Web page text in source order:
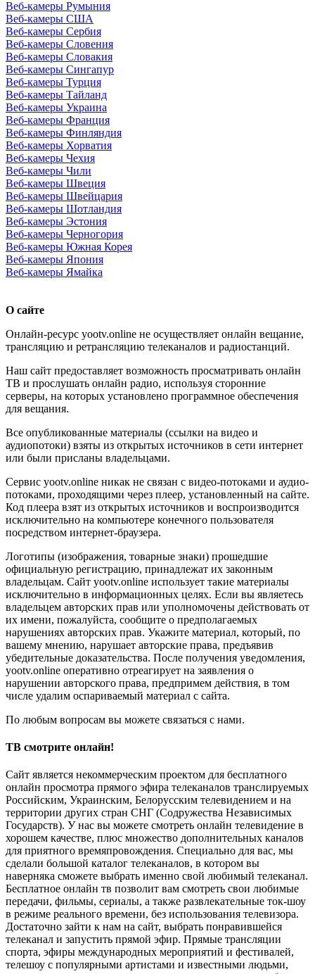
Веб-камеры Румыния
Веб-камеры США
Веб-камеры Сербия
Веб-камеры Словения
Веб-камеры Словакия
Веб-камеры Сингапур
Веб-камеры Турция
Веб-камеры Тайланд
Веб-камеры Украина
Веб-камеры Франция
Веб-камеры Финляндия
Веб-камеры Хорватия
Веб-камеры Чехия
Веб-камеры Чили
Веб-камеры Швеция
Веб-камеры Швейцария
Веб-камеры Шотландия
Веб-камеры Эстония
Веб-камеры Черногория
Веб-камеры Южная Корея
Веб-камеры Япония
Веб-камеры Ямайка
О сайте
Онлайн-ресурс yootv.online не осуществляет онлайн вещание,
трансляцию и ретрансляцию телеканалов и радиостанций.
Наш сайт предоставляет возможность просматривать онлайн
ТВ и прослушать онлайн радио, используя сторонние
серверы, на которых установлено программное обеспечения
для вещания.
Все опубликованные материалы (ссылки на видео и
аудиопотоки) взяты из открытых источников в сети интернет
или были присланы владельцами.
Сервис yootv.online никак не связан с видео-потоками и аудио-
потоками, проходящими через плеер, установленный на сайте.
Код плеера взят из открытых источников и воспроизводится
исключительно на компьютере конечного пользователя
посредством интернет-браузера.
Логотипы (изображения, товарные знаки) прошедшие
официальную регистрацию, принадлежат их законным
владельцам. Сайт yootv.online использует такие материалы
исключительно в информационных целях. Если вы являетесь
владельцем авторских прав или уполномочены действовать от
их имени, пожалуйста, сообщите о предполагаемых
нарушениях авторских прав. Укажите материал, который, по
вашему мнению, нарушает авторские права, предъявив
убедительные доказательства. После получения уведомления,
yootv.online оперативно отреагирует на заявления о
нарушении авторского права, предпримем действия, в том
числе удалим оспариваемый материал с сайта.
По любым вопросам вы можете связаться с нами.
ТВ смотрите онлайн!
Сайт является некоммерческим проектом для бесплатного
онлайн просмотра прямого эфира телеканалов транслируемых
Российским, Украинским, Белорусским телевидением и на
территории других стран СНГ (Содружества Независимых
Государств). У нас вы можете смотреть онлайн телевидение в
хорошем качестве, плюс множество дополнительных каналов
для приятного времяпровождения. Специально для вас, мы
сделали большой каталог телеканалов, в котором вы
наверняка сможете выбрать именно свой любимый телеканал.
Бесплатное онлайн тв позволит вам смотреть свои любимые
передачи, фильмы, сериалы, а также развлекательные ток-шоу
в режиме реального времени, без использования телевизора.
Достаточно зайти к нам на сайт, выбрать понравившейся
телеканал и запустить прямой эфир. Прямые трансляции
спорта, эфиры международных мероприятий и фестивалей,
телешоу с популярными артистами и известными людьми,